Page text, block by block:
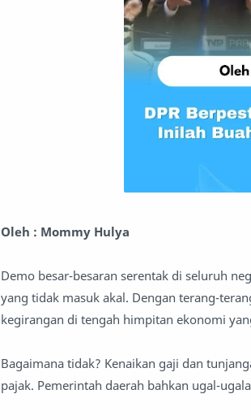
Oleh : Mommy Hulya
Demo besar-besaran serentak di seluruh
yang tidak masuk akal. Dengan terang-
kegirangan di tengah himpitan ekonomi
Bagaimana tidak? Kenaikan gaji dan
pajak. Pemerintah daerah bahkan ugal-